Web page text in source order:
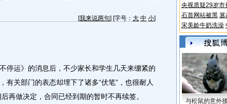
[我来说两句] [字号： 大 中 小]
运》的消息后，不少家长和学生几天来绷紧的
有关部门的表态却埋下了诸多“伏笔”，也很耐人
再做决定，合同已经到期的暂时不再续签。
央视质疑29岁市
石首网站被黑 篡
宋美龄牛奶洗澡
与松鼠的意外